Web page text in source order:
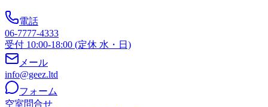
電話
06-7777-4333
受付 10:00-18:00 (定休 水・日)
メール
info@geez.ltd
フォーム
空室問合せ